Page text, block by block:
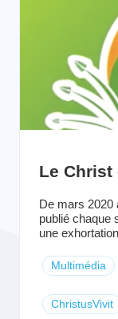
Le
De mars 2020
publié chaque
une
Multimédia
ChristusVivit